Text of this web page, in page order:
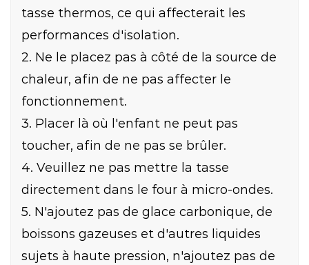
tasse thermos, ce qui affecterait les
performances d'isolation.
2. Ne le placez pas à côté de la source de
chaleur, afin de ne pas affecter le
fonctionnement.
3. Placer là où l'enfant ne peut pas
toucher, afin de ne pas se brûler.
4. Veuillez ne pas mettre la tasse
directement dans le four à micro-ondes.
5. N'ajoutez pas de glace carbonique, de
boissons gazeuses et d'autres liquides
sujets à haute pression, n'ajoutez pas de